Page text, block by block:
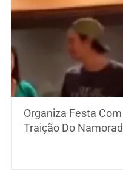
Organiza Festa
Traição Do